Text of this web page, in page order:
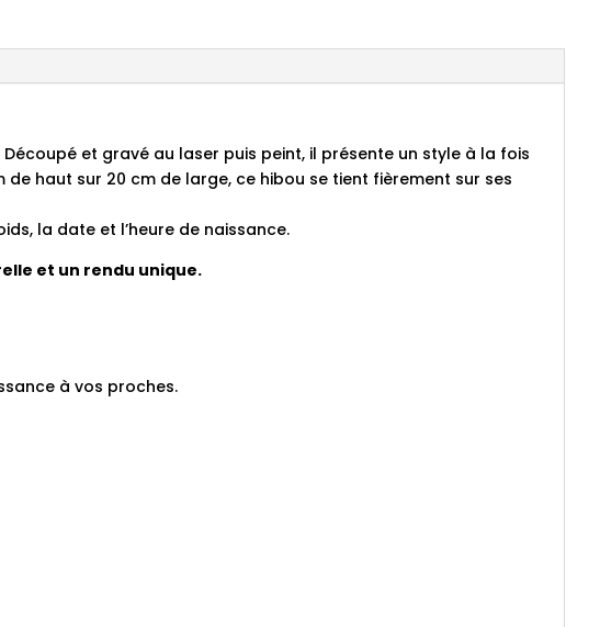
et gravé au laser puis peint, il présente un style à la fois
haut sur 20 cm de large, ce hibou se tient fièrement sur ses
la date et l’heure de naissance.
et un rendu unique.
à vos proches.